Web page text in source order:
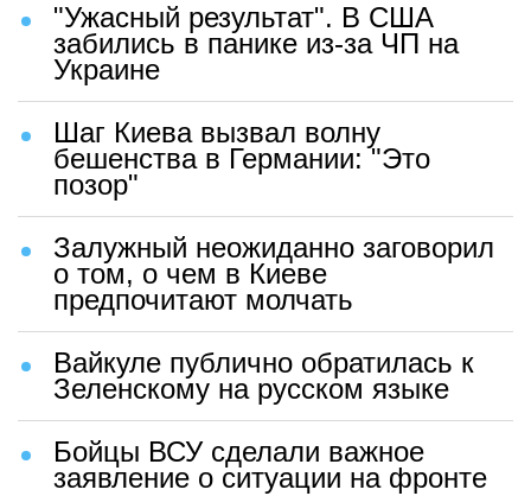
"Ужасный результат". В США
забились в панике из-за ЧП на
Украине
Шаг Киева вызвал волну
бешенства в Германии: "Это
позор"
Залужный неожиданно заговорил
о том, о чем в Киеве
предпочитают молчать
Вайкуле публично обратилась к
Зеленскому на русском языке
Бойцы ВСУ сделали важное
заявление о ситуации на фронте